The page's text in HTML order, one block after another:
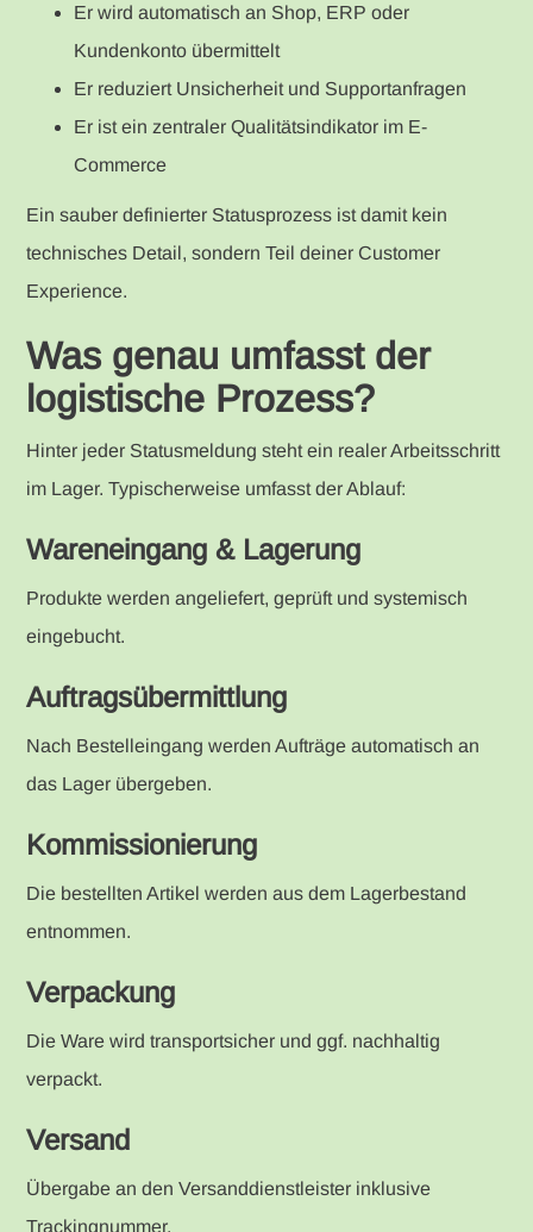
Er wird automatisch an Shop, ERP oder
Kundenkonto übermittelt
Er reduziert Unsicherheit und Supportanfragen
Er ist ein zentraler Qualitätsindikator im E-
Commerce
Ein sauber definierter Statusprozess ist damit kein
technisches Detail, sondern Teil deiner Customer
Experience.
Was genau umfasst der
logistische Prozess?
Hinter jeder Statusmeldung steht ein realer Arbeitsschritt
im Lager. Typischerweise umfasst der Ablauf:
Wareneingang & Lagerung
Produkte werden angeliefert, geprüft und systemisch
eingebucht.
Auftragsübermittlung
Nach Bestelleingang werden Aufträge automatisch an
das Lager übergeben.
Kommissionierung
Die bestellten Artikel werden aus dem Lagerbestand
entnommen.
Verpackung
Die Ware wird transportsicher und ggf. nachhaltig
verpackt.
Versand
Übergabe an den Versanddienstleister inklusive
Trackingnummer.